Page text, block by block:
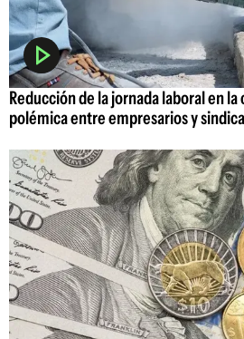
Reducción de la jornada laboral en
polémica entre empresarios y